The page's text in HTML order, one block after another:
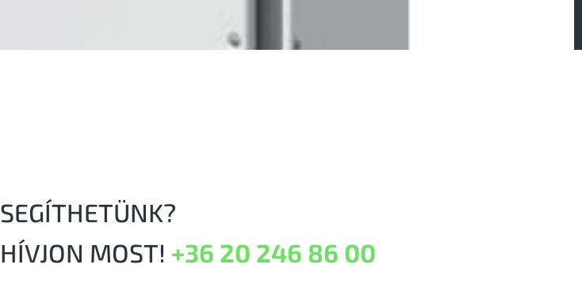
SEGÍTHETÜNK?
HÍVJON MOST! +36 20 246 86 00